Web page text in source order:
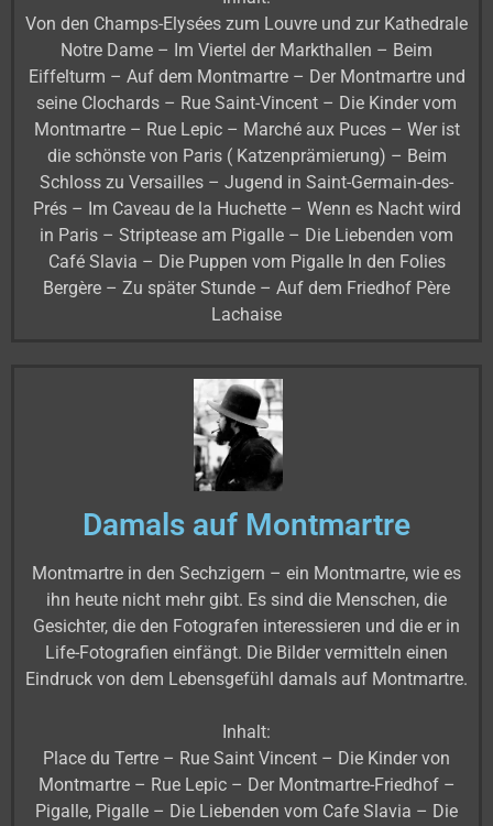
Von den Champs-Elysées zum Louvre und zur Kathedrale
Notre Dame – Im Viertel der Markthallen – Beim
Eiffelturm – Auf dem Montmartre – Der Montmartre und
seine Clochards – Rue Saint-Vincent – Die Kinder vom
Montmartre – Rue Lepic – Marché aux Puces – Wer ist
die schönste von Paris ( Katzenprämierung) – Beim
Schloss zu Versailles – Jugend in Saint-Germain-des-
Prés – Im Caveau de la Huchette – Wenn es Nacht wird
in Paris – Striptease am Pigalle – Die Liebenden vom
Café Slavia – Die Puppen vom Pigalle In den Folies
Bergère – Zu später Stunde – Auf dem Friedhof Père
Lachaise
Damals auf Montmartre
Montmartre in den Sechzigern – ein Montmartre, wie es
ihn heute nicht mehr gibt. Es sind die Menschen, die
Gesichter, die den Fotografen interessieren und die er in
Life-Fotografien einfängt. Die Bilder vermitteln einen
Eindruck von dem Lebensgefühl damals auf Montmartre.
Inhalt:
Place du Tertre – Rue Saint Vincent – Die Kinder von
Montmartre – Rue Lepic – Der Montmartre-Friedhof –
Pigalle, Pigalle – Die Liebenden vom Cafe Slavia – Die